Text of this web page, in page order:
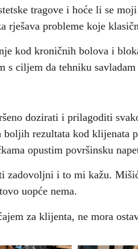
tragove i hoće li se
probleme koje
kod kroničnih bolova i
s ciljem da tehniku
dozirati i prilagoditi
rezultata kod klijenata
opustim površinsku
i to mi kažu.
uopće nema.
za klijenta, ne mora